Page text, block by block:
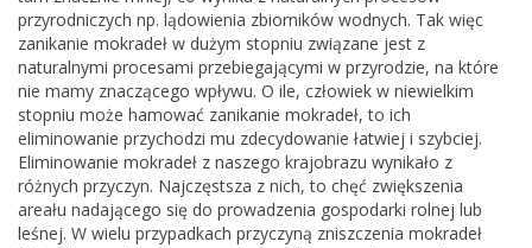
przyrodniczych np. lądowienia zbiorników wodnych. Tak więc
zanikanie mokradeł w dużym stopniu związane jest z
naturalnymi procesami przebiegającymi w przyrodzie, na które
nie mamy znaczącego wpływu. O ile, człowiek w niewielkim
stopniu może hamować zanikanie mokradeł, to ich
eliminowanie przychodzi mu zdecydowanie łatwiej i szybciej.
Eliminowanie mokradeł z naszego krajobrazu wynikało z
różnych przyczyn. Najczęstsza z nich, to chęć zwiększenia
areału nadającego się do prowadzenia gospodarki rolnej lub
leśnej. W wielu przypadkach przyczyną zniszczenia mokradeł